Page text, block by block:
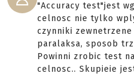
"Accuracy test"jest
celnosc nie tylko
czynniki
paralaksa, sposob
Powinni zrobic test
celnosc.. Skupieie